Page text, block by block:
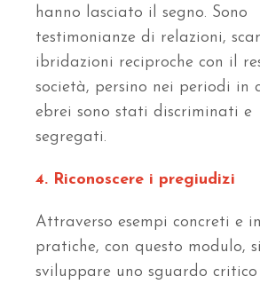
hanno lasciato il segno. Sono
testimonianze di relazioni,
ibridazioni reciproche con il
società, persino nei periodi in
ebrei sono stati discriminati e
segregati.
4. Riconoscere i pregiudizi
Attraverso esempi concreti e
pratiche, con questo modulo,
sviluppare uno sguardo